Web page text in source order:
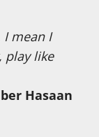
I mean I
play like
Hasaan